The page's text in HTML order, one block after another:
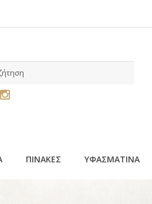
ΠΙΝΑΚΕΣ ΥΦΑΣΜΑΤΙΝΑ